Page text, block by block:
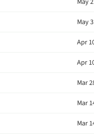
May 3
Apr
Apr
Mar
Mar
Mar